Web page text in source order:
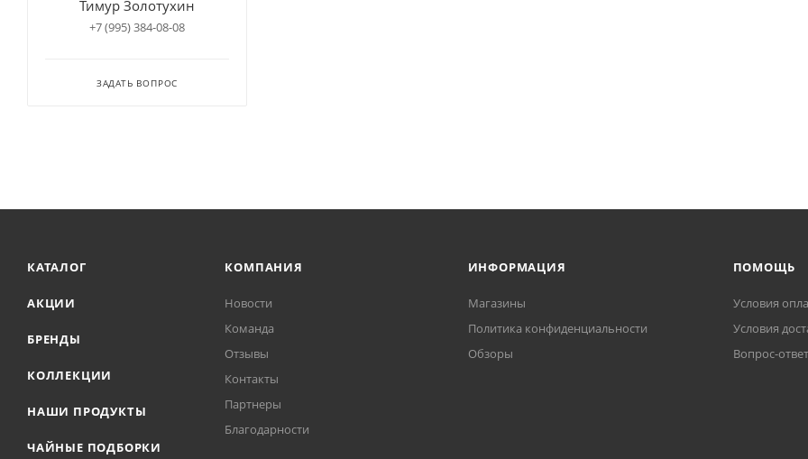
Тимур Золотухин
+7 (995) 384-08-08
ЗАДАТЬ ВОПРОС
КАТАЛОГ
АКЦИИ
БРЕНДЫ
КОЛЛЕКЦИИ
НАШИ ПРОДУКТЫ
ЧАЙНЫЕ ПОДБОРКИ
КОМПАНИЯ
Новости
Команда
Отзывы
Контакты
Партнеры
Благодарности
ИНФОРМАЦИЯ
Магазины
Политика конфиденциальности
Обзоры
ПОМОЩЬ
Условия
Условия
Вопрос-ответ